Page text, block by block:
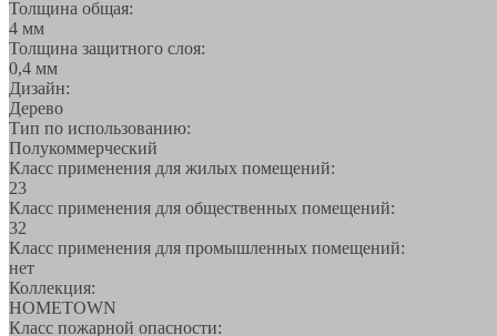
Толщина общая:
4 мм
Толщина защитного слоя:
0,4 мм
Дизайн:
Дерево
Тип по использованию:
Полукоммерческий
Класс применения для жилых помещений:
23
Класс применения для общественных помещений:
32
Класс применения для промышленных помещений:
нет
Коллекция:
HOMETOWN
Класс пожарной опасности: